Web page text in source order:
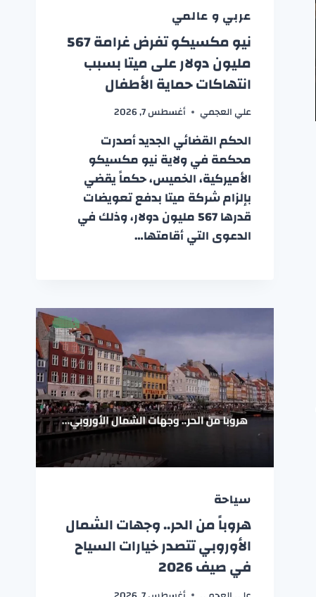
عربي و عالمي
نيو مكسيكو تفرض غرامة 567
مليون دولار على ميتا بسبب
انتهاكات حماية الأطفال
علي العجمي أغسطس 7, 2026
الحكم القضائي الجديد أصدرت
محكمة في ولاية نيو مكسيكو
الأميركية، الخميس، حكماً يقضي
بإلزام شركة ميتا بدفع تعويضات
قدرها 567 مليون دولار، وذلك في
الدعوى التي أقامتها…
سياحة
هروباً من الحر.. وجهات الشمال
الأوروبي تتصدر خيارات السياح
في صيف 2026